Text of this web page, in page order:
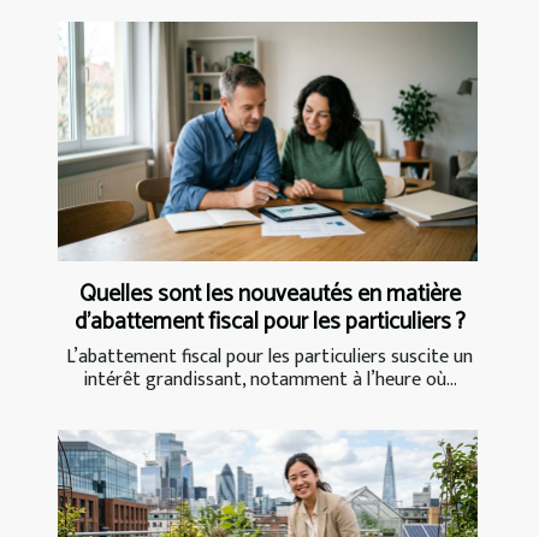
Quelles sont les nouveautés en matière
d'abattement fiscal pour les particuliers ?
L’abattement fiscal pour les particuliers suscite un
intérêt grandissant, notamment à l’heure où...